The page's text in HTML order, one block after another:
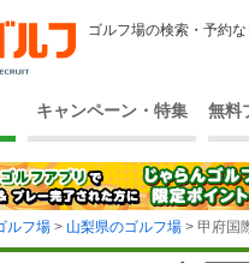
ゴルフ場の検索・予約
キャンペーン・特集 無料
ルフ場 > 山梨県のゴルフ場 > 甲府国